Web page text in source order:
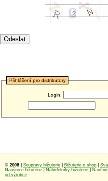
Přihlášení pro distributory
Login:
© 2008 Soupravy bižuterie Bižuterie e shop
Naušnice bižuterie
Náhrdelníky bižuterie
od výrobce